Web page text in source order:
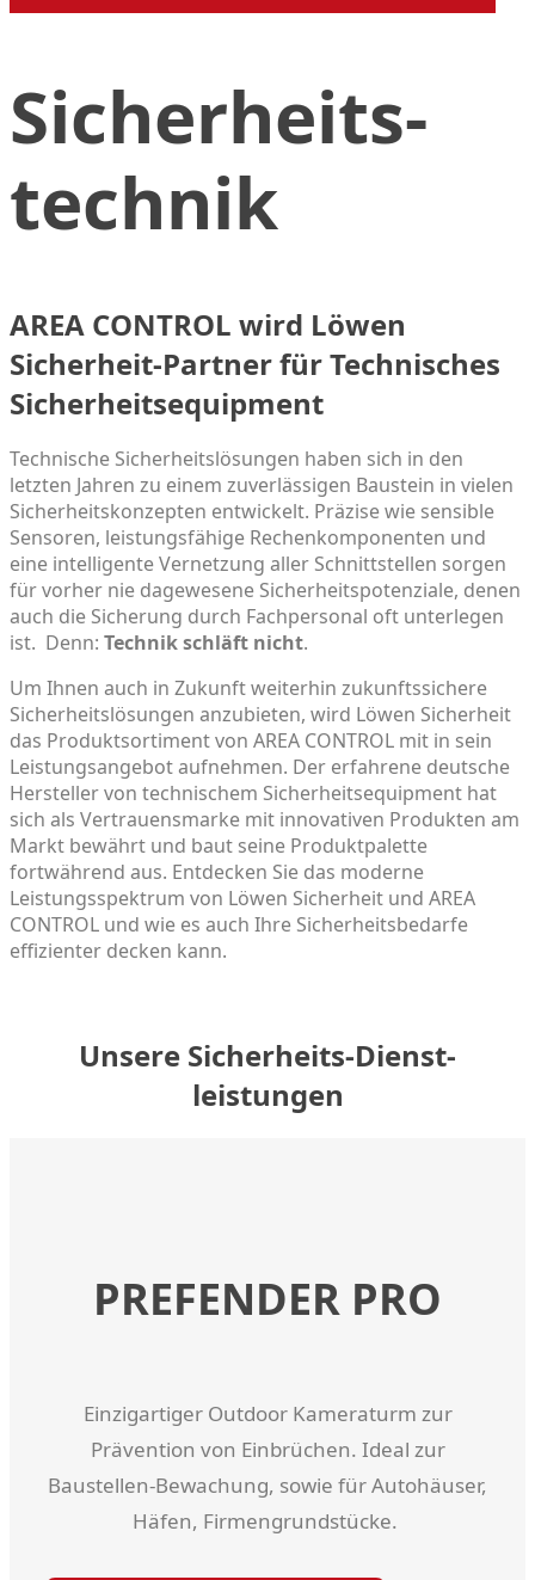
Sicherheits­
technik
AREA CONTROL wird Löwen
Sicherheit-Partner für Technisches
Sicherheitsequipment
Technische Sicherheitslösungen haben sich in den
letzten Jahren zu einem zuverlässigen Baustein in vielen
Sicherheitskonzepten entwickelt. Präzise wie sensible
Sensoren, leistungsfähige Rechenkomponenten und
eine intelligente Vernetzung aller Schnittstellen sorgen
für vorher nie dagewesene Sicherheitspotenziale, denen
auch die Sicherung durch Fachpersonal oft unterlegen
ist. Denn: Technik schläft nicht.
Um Ihnen auch in Zukunft weiterhin zukunftssichere
Sicherheitslösungen anzubieten, wird Löwen Sicherheit
das Produktsortiment von AREA CONTROL mit in sein
Leistungsangebot aufnehmen. Der erfahrene deutsche
Hersteller von technischem Sicherheitsequipment hat
sich als Vertrauensmarke mit innovativen Produkten am
Markt bewährt und baut seine Produktpalette
fortwährend aus. Entdecken Sie das moderne
Leistungsspektrum von Löwen Sicherheit und AREA
CONTROL und wie es auch Ihre Sicherheitsbedarfe
effizienter decken kann.
Unsere Sicherheits-Dienst­
leistungen
PREFENDER PRO
Einzigartiger Outdoor Kameraturm zur
Prävention von Einbrüchen. Ideal zur
Baustellen-Bewachung, sowie für Autohäuser,
Häfen, Firmengrundstücke.